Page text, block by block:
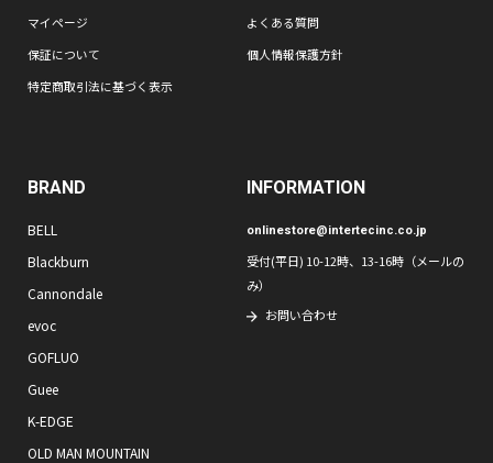
マイページ
よくある質問
保証について
個人情報保護方針
特定商取引法に基づく表示
BRAND
BELL
Blackburn
Cannondale
evoc
GOFLUO
Guee
K-EDGE
OLD MAN MOUNTAIN
INFORMATION
onlinestore@intertecinc.co.jp
受付(平日) 10-12時、13-16時（メールの
み）
お問い合わせ